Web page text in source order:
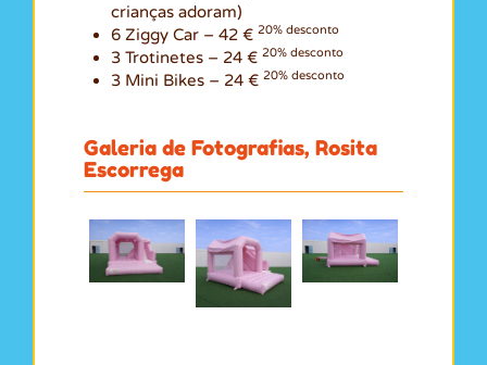
crianças adoram)
6 Ziggy Car – 42 € 20% desconto
3 Trotinetes – 24 € 20% desconto
3 Mini Bikes – 24 € 20% desconto
Galeria de Fotografias, Rosita
Escorrega